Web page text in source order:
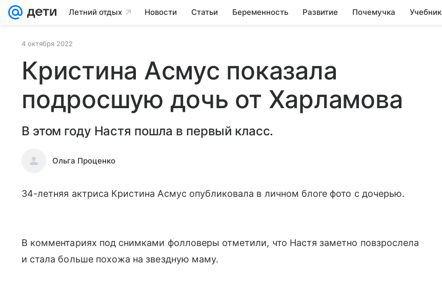
Летний отдых Новости Статьи Беременность Развитие Почемучка Учебник
4 октября 2022
Кристина Асмус показала
подросшую дочь от Харламова
В этом году Настя пошла в первый класс.
Ольга Проценко
34-летняя актриса Кристина Асмус опубликовала в личном блоге фото с дочерью.
В комментариях под снимками фолловеры отметили, что Настя заметно повзрослела
и стала больше похожа на звездную маму.